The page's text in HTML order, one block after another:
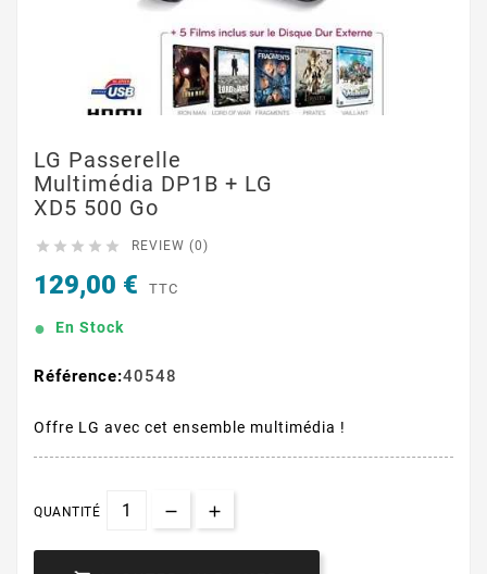
LG Passerelle
Multimédia DP1B + LG
XD5 500 Go
     REVIEW (0)
129,00 € TTC
En Stock
Référence:40548
Offre LG avec cet ensemble multimédia !
QUANTITÉ